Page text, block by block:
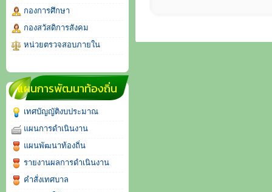
กองการศึกษา
กองสวัสดิการสังคม
หน่วยตรวจสอบภายใน
แผนการพัฒนาท้องถิ่น
เทศบัญญัติงบประมาณ
แผนการดำเนินงาน
แผนพัฒนาท้องถิ่น
รายงานผลการดำเนินงาน
คำสั่งเทศบาล